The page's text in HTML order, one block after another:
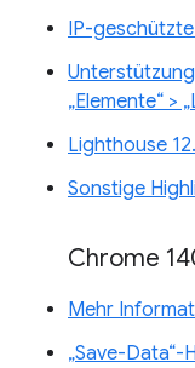
IP-
„Elemente“ >
Lighthouse
Sonstige
Chrome
Mehr
„Save-Data“-